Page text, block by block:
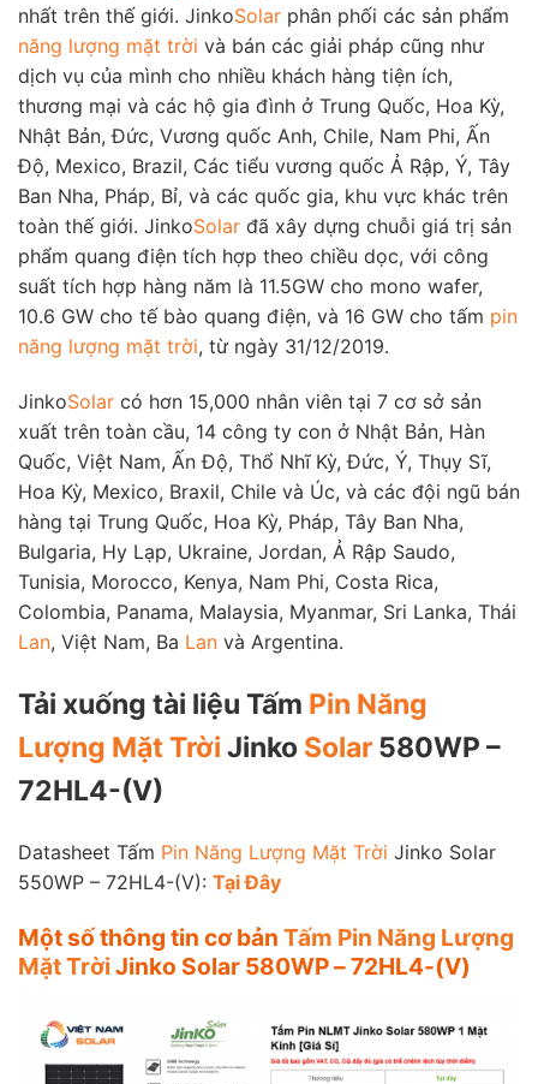
nhất trên thế giới. JinkoSolar phân phối các sản phẩm
năng lượng mặt trời và bán các giải pháp cũng như
dịch vụ của mình cho nhiều khách hàng tiện ích,
thương mại và các hộ gia đình ở Trung Quốc, Hoa Kỳ,
Nhật Bản, Đức, Vương quốc Anh, Chile, Nam Phi, Ấn
Độ, Mexico, Brazil, Các tiểu vương quốc Ả Rập, Ý, Tây
Ban Nha, Pháp, Bỉ, và các quốc gia, khu vực khác trên
toàn thế giới. JinkoSolar đã xây dựng chuỗi giá trị sản
phẩm quang điện tích hợp theo chiều dọc, với công
suất tích hợp hàng năm là 11.5GW cho mono wafer,
10.6 GW cho tế bào quang điện, và 16 GW cho tấm pin
năng lượng mặt trời, từ ngày 31/12/2019.
JinkoSolar có hơn 15,000 nhân viên tại 7 cơ sở sản
xuất trên toàn cầu, 14 công ty con ở Nhật Bản, Hàn
Quốc, Việt Nam, Ấn Độ, Thổ Nhĩ Kỳ, Đức, Ý, Thụy Sĩ,
Hoa Kỳ, Mexico, Braxil, Chile và Úc, và các đội ngũ bán
hàng tại Trung Quốc, Hoa Kỳ, Pháp, Tây Ban Nha,
Bulgaria, Hy Lạp, Ukraine, Jordan, Ả Rập Saudo,
Tunisia, Morocco, Kenya, Nam Phi, Costa Rica,
Colombia, Panama, Malaysia, Myanmar, Sri Lanka, Thái
Lan, Việt Nam, Ba Lan và Argentina.
Tải xuống tài liệu Tấm Pin Năng
Lượng Mặt Trời Jinko Solar 580WP –
72HL4-(V)
Datasheet Tấm Pin Năng Lượng Mặt Trời Jinko Solar
550WP – 72HL4-(V): Tại Đây
Một số thông tin cơ bản Tấm Pin Năng Lượng
Mặt Trời Jinko Solar 580WP – 72HL4-(V)